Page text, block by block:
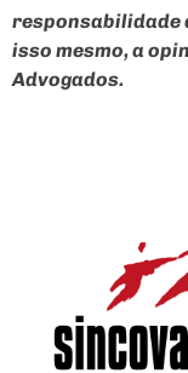
responsabilidade
isso mesmo, a
Advogados.